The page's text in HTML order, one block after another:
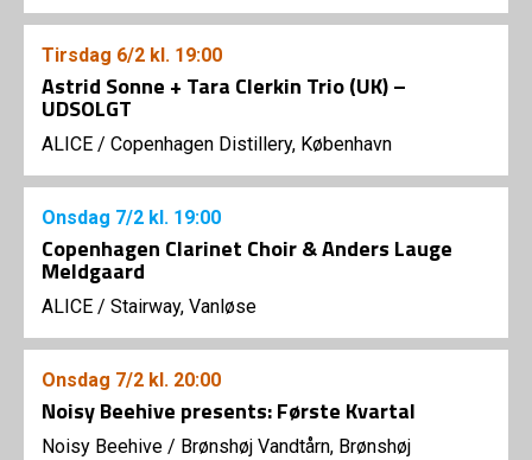
Tirsdag 6/2 kl. 19:00
Astrid Sonne + Tara Clerkin Trio (UK) –
UDSOLGT
ALICE / Copenhagen Distillery, København
Onsdag 7/2 kl. 19:00
Copenhagen Clarinet Choir & Anders Lauge
Meldgaard
ALICE / Stairway, Vanløse
Onsdag 7/2 kl. 20:00
Noisy Beehive presents: Første Kvartal
Noisy Beehive / Brønshøj Vandtårn, Brønshøj